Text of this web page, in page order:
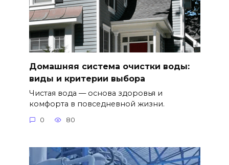
Домашняя система очистки воды:
виды и критерии выбора
Чистая вода — основа здоровья и
комфорта в повседневной жизни.
0 80